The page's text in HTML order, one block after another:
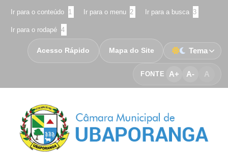
Ir para o conteúdo 1 Ir para o menu 2 Ir para a busca 3
Ir para o rodapé 4
FONTE A+ A- A
Acesso Rápido Mapa do Site Tema